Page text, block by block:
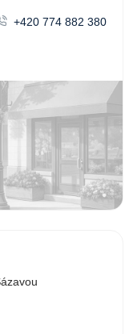
+420 774 882 380